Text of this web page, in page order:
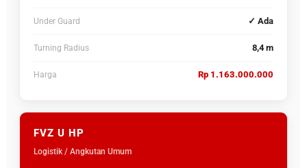
Under Guard ✓ Ada
Turning Radius 8,4 m
Harga Rp 1.163.000.000
FVZ U HP
Logistik / Angkutan Umum